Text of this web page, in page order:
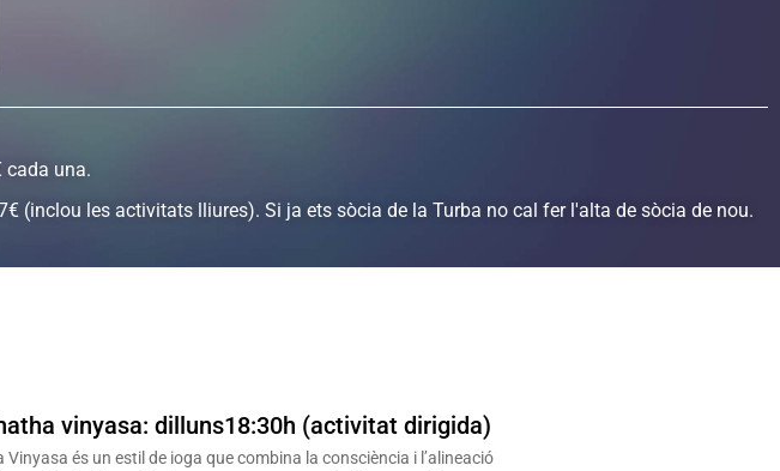
cada una.
(inclou les activitats lliures). Si ja ets sòcia de la Turba no cal fer l'alta de sòcia de nou.
vinyasa: dilluns18:30h (activitat dirigida)
Vinyasa és un estil de ioga que combina la consciència i l’alineació